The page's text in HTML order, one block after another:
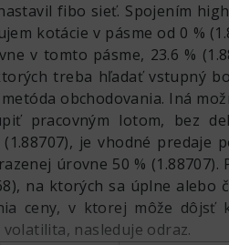
fibo sieť. Spojením
kotácie v pásme od 0 %
v tomto pásme, 23.6 %
treba hľadať vstupný
obchodovania. Iná
pracovným lotom, bez
je vhodné
úrovne 50 %
na ktorých sa úplne
ceny, v ktorej môže dôjsť
nasleduje odraz.